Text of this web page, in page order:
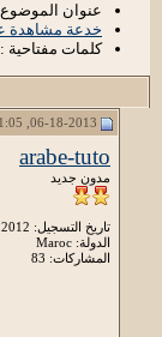
عنوان
خدعة مشاهدة
كلمات مفتاحية :
arabe-tuto
مدون جديد
تاريخ التسجيل: Oct 2012
الدولة: Maroc
المشاركات: 83